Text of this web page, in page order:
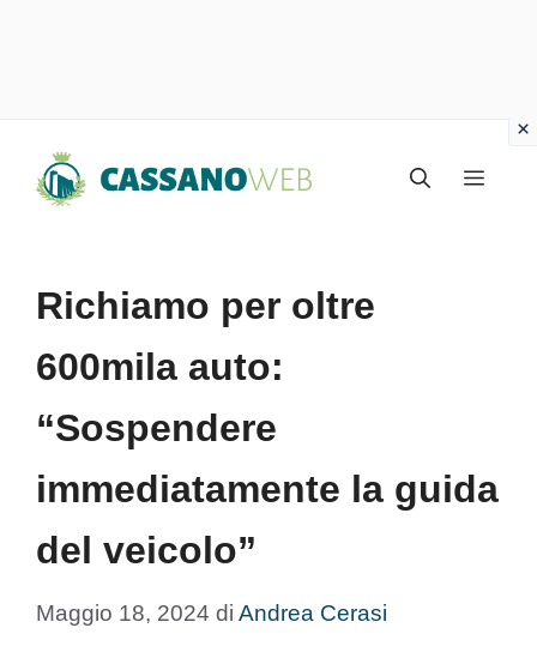
Menu
Richiamo per oltre
600mila auto:
“Sospendere
immediatamente la guida
del veicolo”
Maggio 18, 2024 di Andrea Cerasi